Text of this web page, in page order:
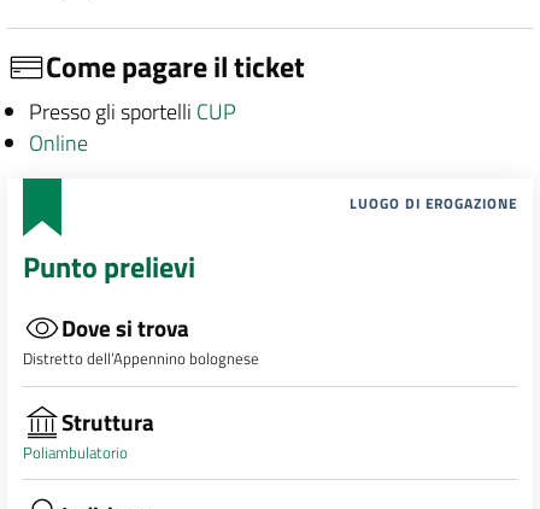
Come pagare il ticket
Presso gli sportelli CUP
Online
LUOGO DI EROGAZIONE
Punto prelievi
Dove si trova
Distretto dell’Appennino bolognese
Struttura
Poliambulatorio